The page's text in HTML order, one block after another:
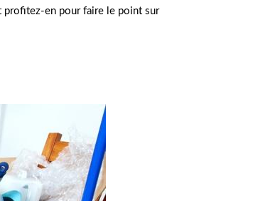
profitez-en pour faire le point sur